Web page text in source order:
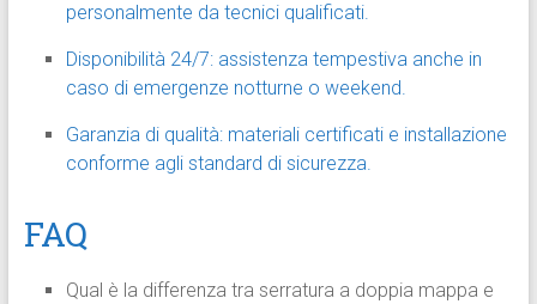
personalmente da tecnici qualificati.
Disponibilità 24/7: assistenza tempestiva anche in
caso di emergenze notturne o weekend.
Garanzia di qualità: materiali certificati e installazione
conforme agli standard di sicurezza.
FAQ
Qual è la differenza tra serratura a doppia mappa e